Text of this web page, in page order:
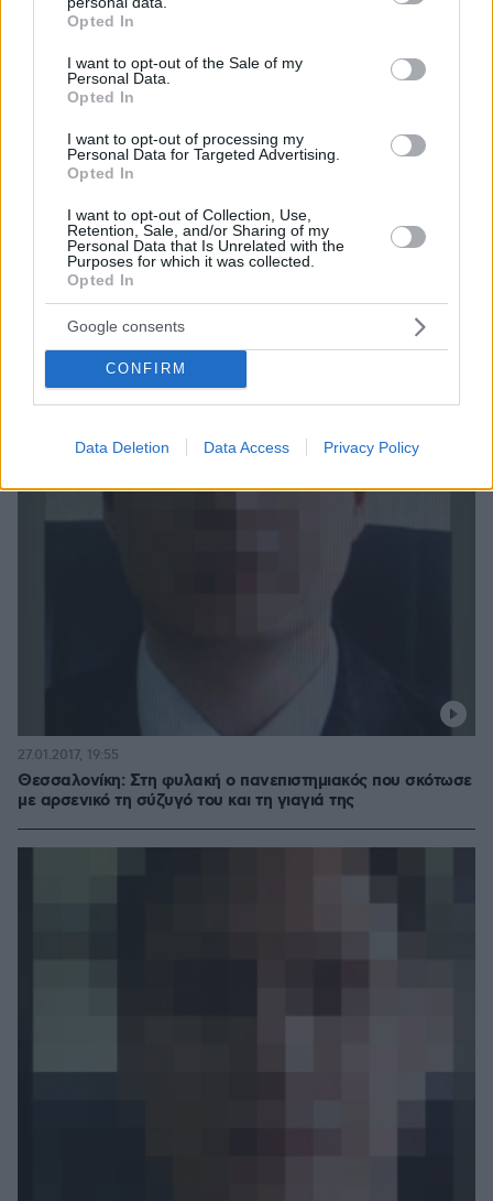
grant or deny consent to Google and its third-party tags to
use your data for below specified purposes in below Google
consent section.
Opted In
I want to opt-out of the Sale of my
Personal Data.
Opted In
I want to opt-out of processing my
Personal Data for Targeted Advertising.
Opted In
I want to opt-out of Collection, Use,
Retention, Sale, and/or Sharing of my
Personal Data that Is Unrelated with the
Purposes for which it was collected.
Opted In
Google consents
CONFIRM
Data Deletion Data Access Privacy Policy
Σχετικά Άρθρα
Θεσσαλονίκη: Στη φυλακή ο πανεπιστημιακός που σκότωσε
με αρσενικό τη σύζυγό του και τη γιαγιά της
27.01.2017, 19:55
Ακολουθήστε τοprotothema.gr στο Google News
και μάθετε πρώτοι όλες τις ειδήσεις
Δείτε όλες τις τελευταίεςΕιδήσεις
από την Ελλάδα
και τον Κόσμο, τη στιγμή που συμβαίνουν, στο